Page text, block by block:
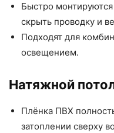
Быстро
скрыть проводку и
Подходят для
освещением.
Натяжной
Плёнка ПВХ
затоплении сверху